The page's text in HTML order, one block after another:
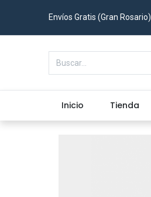
Envíos Gratis (Gran Rosario)
Inicio Tienda